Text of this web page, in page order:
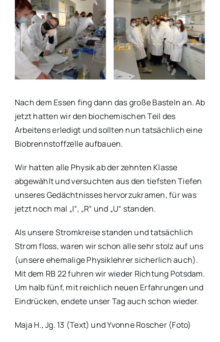
Nach dem Essen fing dann das große Basteln an. Ab
jetzt hatten wir den biochemischen Teil des
Arbeitens erledigt und sollten nun tatsächlich eine
Biobrennstoffzelle aufbauen.
Wir hatten alle Physik ab der zehnten Klasse
abgewählt und versuchten aus den tiefsten Tiefen
unseres Gedächtnisses hervorzukramen, für was
jetzt noch mal „I“, „R“ und „U“ standen.
Als unsere Stromkreise standen und tatsächlich
Strom floss, waren wir schon alle sehr stolz auf uns
(unsere ehemalige Physiklehrer sicherlich auch).
Mit dem RB 22 fuhren wir wieder Richtung Potsdam.
Um halb fünf, mit reichlich neuen Erfahrungen und
Eindrücken, endete unser Tag auch schon wieder.
Maja H., Jg. 13 (Text) und Yvonne Roscher (Foto)